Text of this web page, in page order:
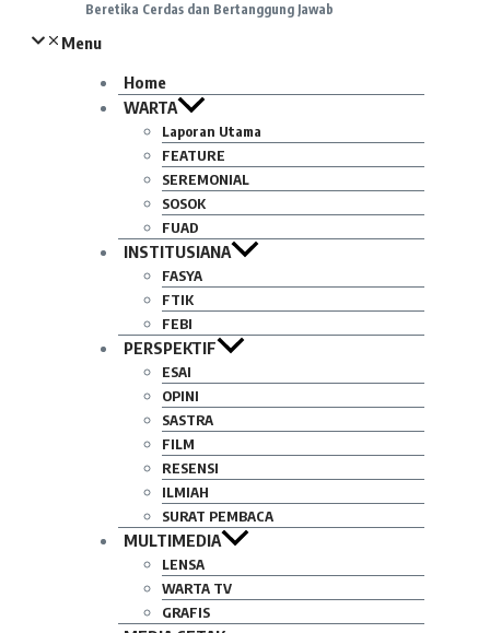
Beretika Cerdas dan Bertanggung Jawab
Menu
Home
WARTA
Laporan Utama
FEATURE
SEREMONIAL
SOSOK
FUAD
INSTITUSIANA
FASYA
FTIK
FEBI
PERSPEKTIF
ESAI
OPINI
SASTRA
FILM
RESENSI
ILMIAH
SURAT PEMBACA
MULTIMEDIA
LENSA
WARTA TV
GRAFIS